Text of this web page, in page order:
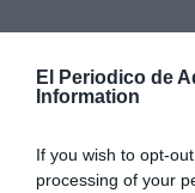
El Periodico de
Information
If you wish to opt-
processing of your